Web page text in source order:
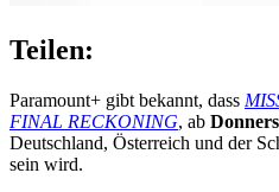
Teilen:
Paramount+ gibt bekannt, dass
FINAL RECKONING, ab
Deutschland, Österreich und der
sein wird.